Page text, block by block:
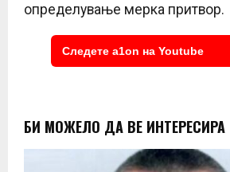
определување мерка притвор.
Следете a1on на Youtube
БИ МОЖЕЛО ДА ВЕ ИНТЕРЕСИРА